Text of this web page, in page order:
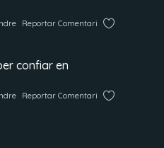
Reportar Comentari
confiar en
Reportar Comentari